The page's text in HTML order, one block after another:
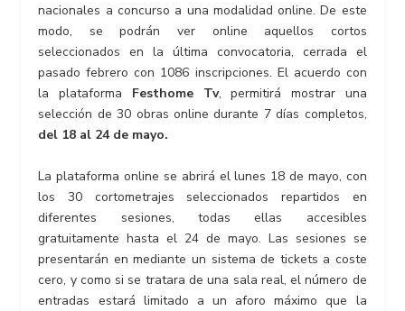
nacionales a concurso a una modalidad online. De este
modo, se podrán ver online aquellos cortos
seleccionados en la última convocatoria, cerrada el
pasado febrero con 1086 inscripciones. El acuerdo con
la plataforma Festhome Tv, permitirá mostrar una
selección de 30 obras online durante 7 días completos,
del 18 al 24 de mayo.
La plataforma online se abrirá el lunes 18 de mayo, con
los 30 cortometrajes seleccionados repartidos en
diferentes sesiones, todas ellas accesibles
gratuitamente hasta el 24 de mayo. Las sesiones se
presentarán en mediante un sistema de tickets a coste
cero, y como si se tratara de una sala real, el número de
entradas estará limitado a un aforo máximo que la